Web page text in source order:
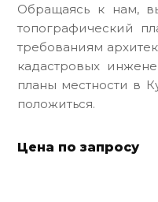
Обращаясь к нам,
топографический
требованиям
кадастровых
планы местности в
положиться.
Цена по запросу